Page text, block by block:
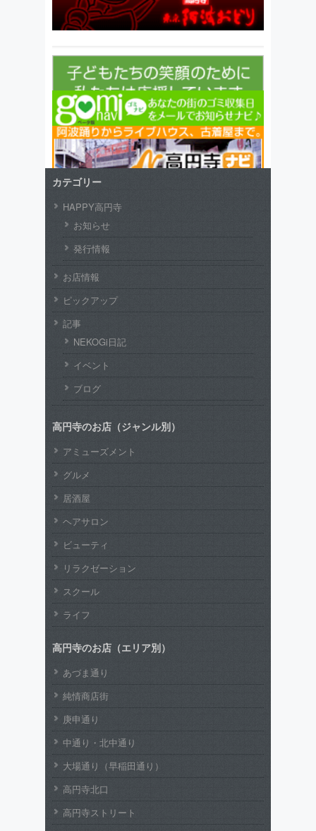
カテゴリー
HAPPY高円寺
お知らせ
発行情報
お店情報
ピックアップ
記事
NEKOGi日記
イベント
ブログ
高円寺のお店（ジャンル別）
アミューズメント
グルメ
居酒屋
ヘアサロン
ビューティ
リラクゼーション
スクール
ライフ
高円寺のお店（エリア別）
あづま通り
純情商店街
庚申通り
中通り・北中通り
大場通り（早稲田通り）
高円寺北口
高円寺ストリート